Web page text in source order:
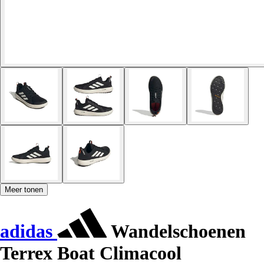
Meer tonen
adidas
Wandelschoenen
Terrex Boat Climacool